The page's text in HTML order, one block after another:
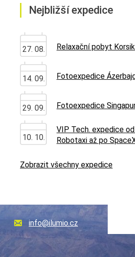
Nejbližší expedice
27. 08. Relaxační pobyt
14. 09. Fotoexpedice
29. 09. Fotoexpedice
10. 10.
VIP Tech. expedice
Robotaxi až po
Zobrazit všechny expedice
info@ilumio.cz